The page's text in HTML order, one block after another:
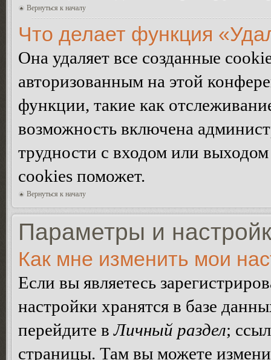
Вернуться к началу
Что делает функция
Она удаляет все созданные
авторизованным на этой
функции, такие как
возможность включена
трудности с входом или
cookies поможет.
Вернуться к началу
Параметры и
Как мне изменить мои
Если вы являетесь
настройки хранятся в базе
перейдите вЛичный раздел;
страницы. Там вы можете